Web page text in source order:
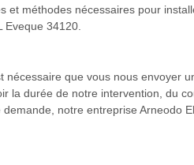
et méthodes nécessaires pour
34120.
nécessaire que vous nous envoyer
la durée de notre intervention, du
notre entreprise Arneodo